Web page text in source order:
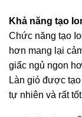
Khả năng tạo
Chức năng tạo
hơn mang lại
giấc ngủ ngon
Làn gió được
tự nhiên và rất